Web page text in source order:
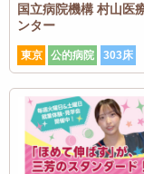
国立病院機構 村山医
ンター
東京 公的病院 303床